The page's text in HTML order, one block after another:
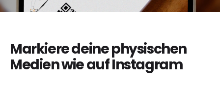
Markiere deine physischen
Medien wie auf Instagram